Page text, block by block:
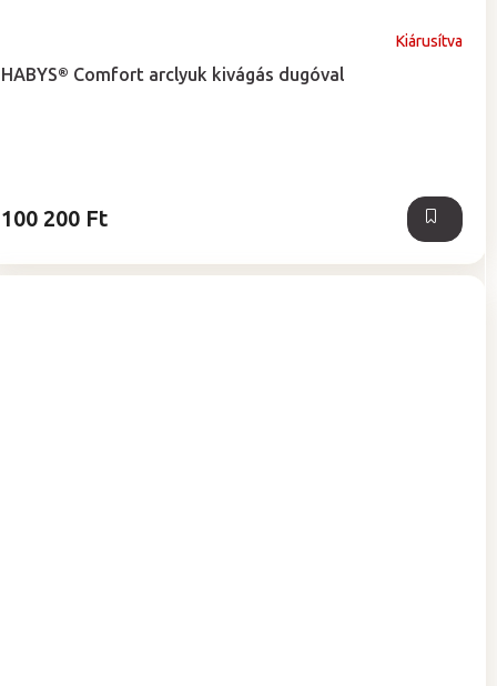
HABYS® Comfort arclyuk kivágás dugóval
Kiárusítva
100 200 Ft